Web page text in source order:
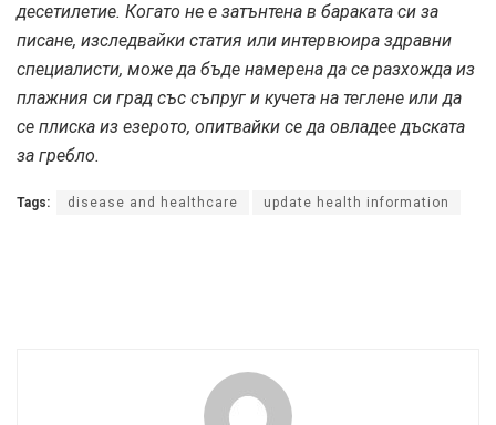
десетилетие. Когато не е затънтена в бараката си за
писане, изследвайки статия или интервюира здравни
специалисти, може да бъде намерена да се разхожда из
плажния си град със съпруг и кучета на теглене или да
се плиска из езерото, опитвайки се да овладее дъската
за гребло.
Tags: disease and healthcare update health information